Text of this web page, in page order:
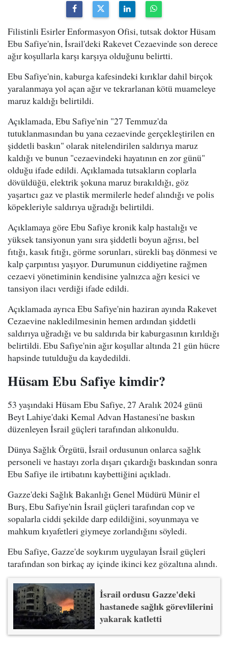
Filistinli Esirler Enformasyon Ofisi, tutsak doktor Hüsam
Ebu Safiye'nin, İsrail'deki Rakevet Cezaevinde son derece
ağır koşullarla karşı karşıya olduğunu belirtti.
Ebu Safiye'nin, kaburga kafesindeki kırıklar dahil birçok
yaralanmaya yol açan ağır ve tekrarlanan kötü muameleye
maruz kaldığı belirtildi.
Açıklamada, Ebu Safiye'nin "27 Temmuz'da
tutuklanmasından bu yana cezaevinde gerçekleştirilen en
şiddetli baskın" olarak nitelendirilen saldırıya maruz
kaldığı ve bunun "cezaevindeki hayatının en zor günü"
olduğu ifade edildi. Açıklamada tutsakların coplarla
dövüldüğü, elektrik şokuna maruz bırakıldığı, göz
yaşartıcı gaz ve plastik mermilerle hedef alındığı ve polis
köpekleriyle saldırıya uğradığı belirtildi.
Açıklamaya göre Ebu Safiye kronik kalp hastalığı ve
yüksek tansiyonun yanı sıra şiddetli boyun ağrısı, bel
fıtığı, kasık fıtığı, görme sorunları, sürekli baş dönmesi ve
kalp çarpıntısı yaşıyor. Durumunun ciddiyetine rağmen
cezaevi yönetiminin kendisine yalnızca ağrı kesici ve
tansiyon ilacı verdiği ifade edildi.
Açıklamada ayrıca Ebu Safiye'nin haziran ayında Rakevet
Cezaevine nakledilmesinin hemen ardından şiddetli
saldırıya uğradığı ve bu saldırıda bir kaburgasının kırıldığı
belirtildi. Ebu Safiye'nin ağır koşullar altında 21 gün hücre
hapsinde tutulduğu da kaydedildi.
Hüsam Ebu Safiye kimdir?
53 yaşındaki Hüsam Ebu Safiye, 27 Aralık 2024 günü
Beyt Lahiye'daki Kemal Advan Hastanesi'ne baskın
düzenleyen İsrail güçleri tarafından alıkonuldu.
Dünya Sağlık Örgütü, İsrail ordusunun onlarca sağlık
personeli ve hastayı zorla dışarı çıkardığı baskından sonra
Ebu Safiye ile irtibatını kaybettiğini açıkladı.
Gazze'deki Sağlık Bakanlığı Genel Müdürü Münir el
Burş, Ebu Safiye'nin İsrail güçleri tarafından cop ve
sopalarla ciddi şekilde darp edildiğini, soyunmaya ve
mahkum kıyafetleri giymeye zorlandığını söyledi.
Ebu Safiye, Gazze'de soykırım uygulayan İsrail güçleri
tarafından son birkaç ay içinde ikinci kez gözaltına alındı.
İsrail ordusu Gazze'deki
hastanede sağlık görevlilerini
yakarak katletti